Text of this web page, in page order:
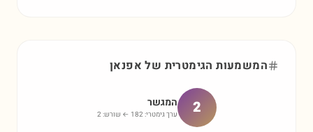
המשמעות הגימטרית של אפנאן
2 המגשר
ערך גימטרי:182 ← שורש:2